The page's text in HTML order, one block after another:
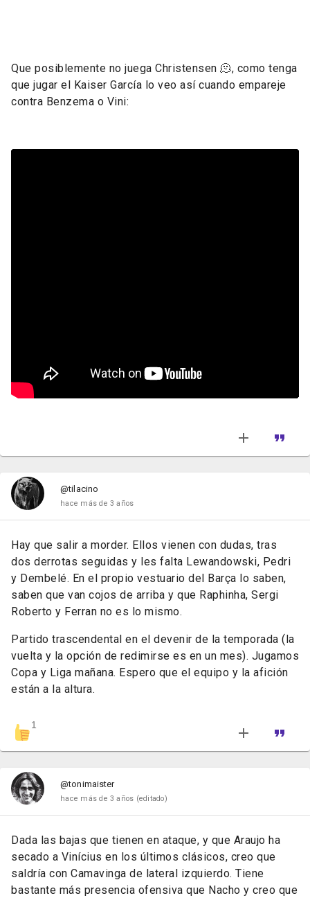
Que posiblemente no juega Christensen 🫠, como tenga
que jugar el Kaiser García lo veo así cuando empareje
contra Benzema o Vini:
@tilacino
hace más de 3 años
Hay que salir a morder. Ellos vienen con dudas, tras
dos derrotas seguidas y les falta Lewandowski, Pedri
y Dembelé. En el propio vestuario del Barça lo saben,
saben que van cojos de arriba y que Raphinha, Sergi
Roberto y Ferran no es lo mismo.
Partido trascendental en el devenir de la temporada (la
vuelta y la opción de redimirse es en un mes). Jugamos
Copa y Liga mañana. Espero que el equipo y la afición
están a la altura.
1
@tonimaister
hace más de 3 años (editado)
Dada las bajas que tienen en ataque, y que Araujo ha
secado a Vinícius en los últimos clásicos, creo que
saldría con Camavinga de lateral izquierdo. Tiene
bastante más presencia ofensiva que Nacho y creo que